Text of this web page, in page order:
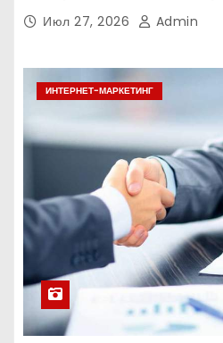
Июл 27, 2026 Admin
ИНТЕРНЕТ-МАРКЕТИНГ